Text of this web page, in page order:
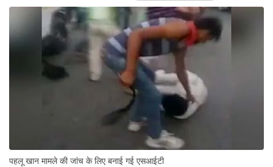
पहलू खान मामले की जांच के लिए बनाई गई एसआईटी